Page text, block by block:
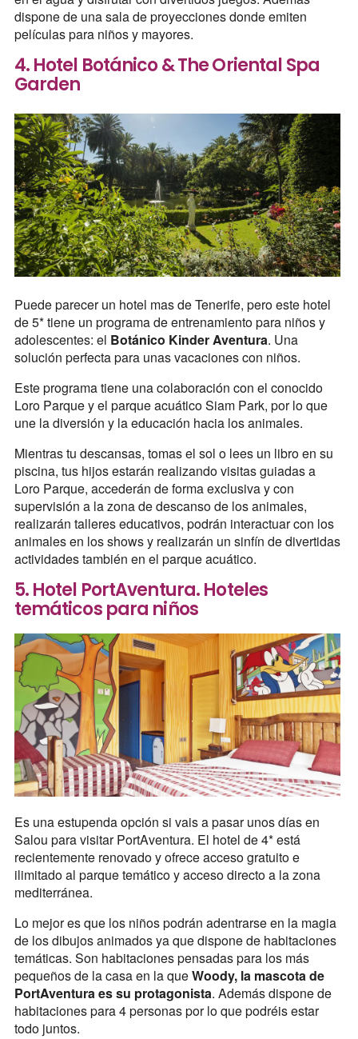
dispone de una sala de proyecciones donde emiten
películas para niños y mayores.
4. Hotel Botánico & The Oriental Spa
Garden
Puede parecer un hotel mas de Tenerife, pero este hotel
de 5* tiene un programa de entrenamiento para niños y
adolescentes: el Botánico Kinder Aventura. Una
solución perfecta para unas vacaciones con niños.
Este programa tiene una colaboración con el conocido
Loro Parque y el parque acuático Siam Park, por lo que
une la diversión y la educación hacia los animales.
Mientras tu descansas, tomas el sol o lees un libro en su
piscina, tus hijos estarán realizando visitas guiadas a
Loro Parque, accederán de forma exclusiva y con
supervisión a la zona de descanso de los animales,
realizarán talleres educativos, podrán interactuar con los
animales en los shows y realizarán un sinfín de divertidas
actividades también en el parque acuático.
5. Hotel PortAventura. Hoteles
temáticos para niños
Es una estupenda opción si vais a pasar unos días en
Salou para visitar PortAventura. El hotel de 4* está
recientemente renovado y ofrece acceso gratuito e
ilimitado al parque temático y acceso directo a la zona
mediterránea.
Lo mejor es que los niños podrán adentrarse en la magia
de los dibujos animados ya que dispone de habitaciones
temáticas. Son habitaciones pensadas para los más
pequeños de la casa en la queWoody, la mascota de
PortAventura es su protagonista. Además dispone de
habitaciones para 4 personas por lo que podréis estar
todo juntos.